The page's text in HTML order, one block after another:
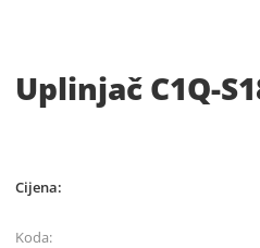
Uplinjač C1Q-
Cijena:
Koda: